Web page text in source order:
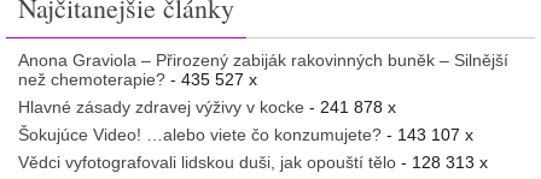
Najčitanejšie články
Anona Graviola – Přirozený zabiják rakovinných buněk – Silnější
než chemoterapie? - 435 527 x
Hlavné zásady zdravej výživy v kocke - 241 878 x
Šokujúce Video! …alebo viete čo konzumujete? - 143 107 x
Vědci vyfotografovali lidskou duši, jak opouští tělo - 128 313 x